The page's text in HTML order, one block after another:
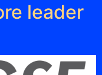
leader